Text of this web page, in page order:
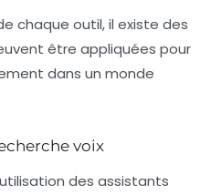
chaque outil, il existe des
être appliquées pour
dans un monde
voix
des assistants